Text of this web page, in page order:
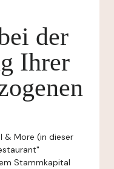
der
Ihrer
& More (in dieser
Stammkapital